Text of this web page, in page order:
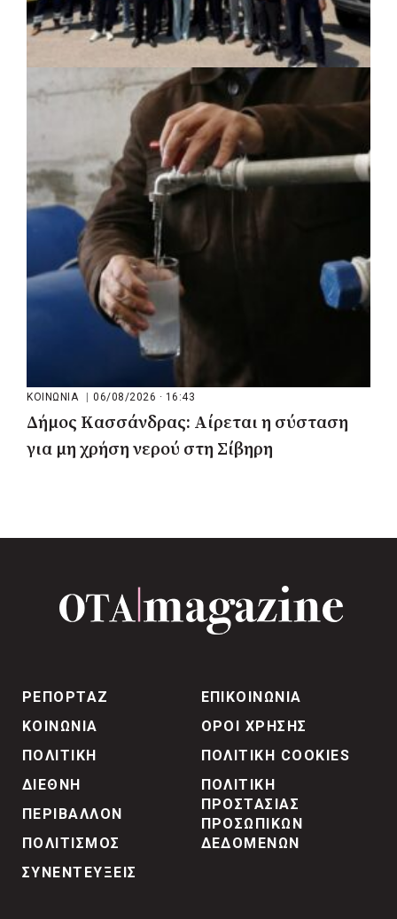
06/08/2026 · 17:01
Περιφέρεια Στερεάς Ελλάδας: Ενίσχυση
του ΕΣΥ με 34 νέα ασθενοφόρα από
πόρους του ΕΣΠΑ
ΚΟΙΝΩΝΙΑ 06/08/2026 · 16:43
Δήμος Κασσάνδρας: Αίρεται η σύσταση
για μη χρήση νερού στη Σίβηρη
ΡΕΠΟΡΤΑΖ
ΚΟΙΝΩΝΙΑ
ΠΟΛΙΤΙΚΗ
ΔΙΕΘΝΗ
ΠΕΡΙΒΑΛΛΟΝ
ΠΟΛΙΤΙΣΜΟΣ
ΣΥΝΕΝΤΕΥΞΕΙΣ
ΕΠΙΚΟΙΝΩΝΙΑ
ΟΡΟΙ ΧΡΗΣΗΣ
ΠΟΛΙΤΙΚΗ COOKIES
ΠΟΛΙΤΙΚΗ
ΠΡΟΣΤΑΣΙΑΣ
ΠΡΟΣΩΠΙΚΩΝ
ΔΕΔΟΜΕΝΩΝ